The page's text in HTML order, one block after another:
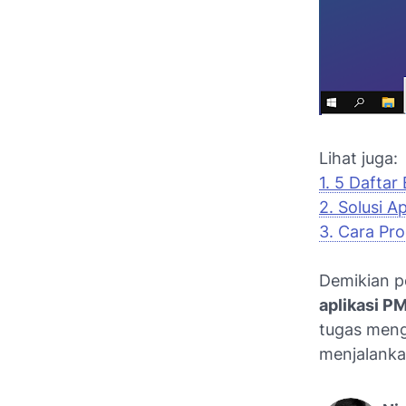
Lihat juga:
1. 5 Daftar
2. Solusi
3. Cara
Demikian
aplikasi
tugas